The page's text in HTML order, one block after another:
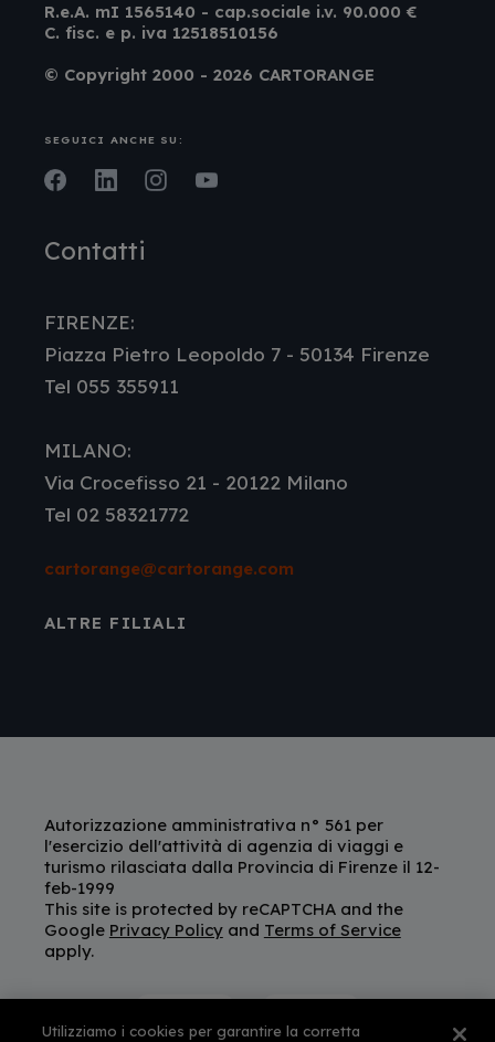
R.e.A. mI 1565140 - cap.sociale i.v. 90.000 €
C. fisc. e p. iva 12518510156
© Copyright 2000 - 2026 CARTORANGE
SEGUICI ANCHE SU:
Facebook
LinkedInInstagram
Contatti
FIRENZE:
Piazza Pietro Leopoldo 7 - 50134 Firenze
Tel 055 355911
MILANO:
Via Crocefisso 21 - 20122 Milano
Tel 02 58321772
cartorange@cartorange.com
ALTRE FILIALI
Autorizzazione amministrativa n° 561 per
l'esercizio dell'attività di agenzia di viaggi e
turismo rilasciata dalla Provincia di Firenze il 12-
feb-1999
This site is protected by reCAPTCHA and the
Google Privacy Policyand Terms of Service
apply.
Utilizziamo i cookies per garantire la corretta